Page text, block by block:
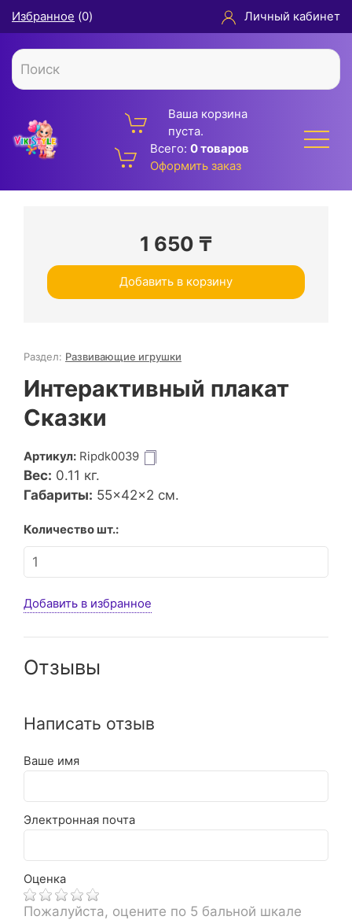
Избранное (0) Личный кабинет
Ваша корзина
пуста.
Всего: 0 товаров
Оформить заказ
1 650 ₸
Добавить в корзину
Раздел: Развивающие игрушки
Интерактивный плакат
Сказки
Артикул: Ripdk0039
Вес: 0.11 кг.
Габариты: 55×42×2 см.
Количество шт.:
Добавить в избранное
Отзывы
Написать отзыв
Ваше имя
Электронная почта
Оценка
Пожалуйста, оцените по 5 бальной шкале